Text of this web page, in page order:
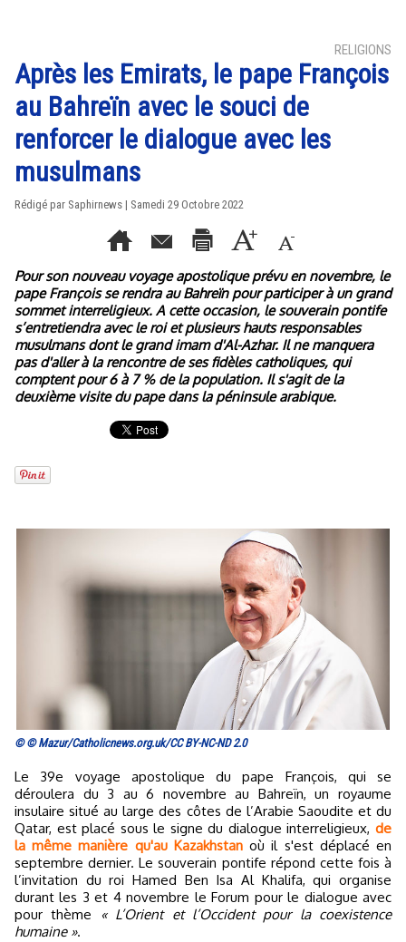
RELIGIONS
Après les Emirats, le pape François
au Bahreïn avec le souci de
renforcer le dialogue avec les
musulmans
Rédigé par Saphirnews | Samedi 29 Octobre 2022
Pour son nouveau voyage apostolique prévu en novembre, le
pape François se rendra au Bahreïn pour participer à un grand
sommet interreligieux. A cette occasion, le souverain pontife
s’entretiendra avec le roi et plusieurs hauts responsables
musulmans dont le grand imam d'Al-Azhar. Il ne manquera
pas d'aller à la rencontre de ses fidèles catholiques, qui
comptent pour 6 à 7 % de la population. Il s'agit de la
deuxième visite du pape dans la péninsule arabique.
© © Mazur/Catholicnews.org.uk/CC BY-NC-ND 2.0
Le 39e voyage apostolique du pape François, qui se
déroulera du 3 au 6 novembre au Bahreïn, un royaume
insulaire situé au large des côtes de l’Arabie Saoudite et du
Qatar, est placé sous le signe du dialogue interreligieux, de
la même manière qu'au Kazakhstanoù il s'est déplacé en
septembre dernier. Le souverain pontife répond cette fois à
l’invitation du roi Hamed Ben Isa Al Khalifa, qui organise
durant les 3 et 4 novembre le Forum pour le dialogue avec
pour thème
« L’Orient et l’Occident pour la coexistence
humaine ».